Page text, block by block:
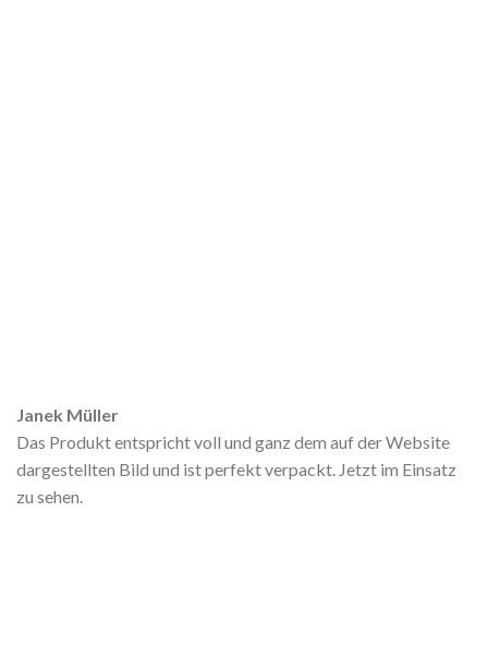
Janek Müller
Das Produkt entspricht voll und ganz dem auf der Website
dargestellten Bild und ist perfekt verpackt. Jetzt im Einsatz
zu sehen.